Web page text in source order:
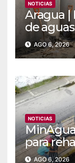
NOTICIAS
Aragua |
de
Maracay
AGO 6, 2026
NOTICIAS
para
elAGO 6, 2026